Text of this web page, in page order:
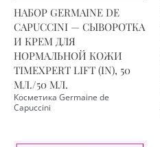
НАБОР GERMAINE DE
CAPUCCINI — СЫВОРОТКА
И КРЕМ ДЛЯ
НОРМАЛЬНОЙ КОЖИ
TIMEXPERT LIFT (IN), 50
МЛ./50 МЛ.
Косметика Germaine de
Capuccini